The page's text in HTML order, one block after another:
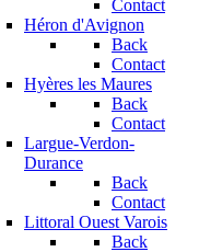
Contact
Héron d'Avignon
Back
Contact
Hyères les Maures
Back
Contact
Largue-Verdon-
Durance
Back
Contact
Littoral Ouest Varois
Back